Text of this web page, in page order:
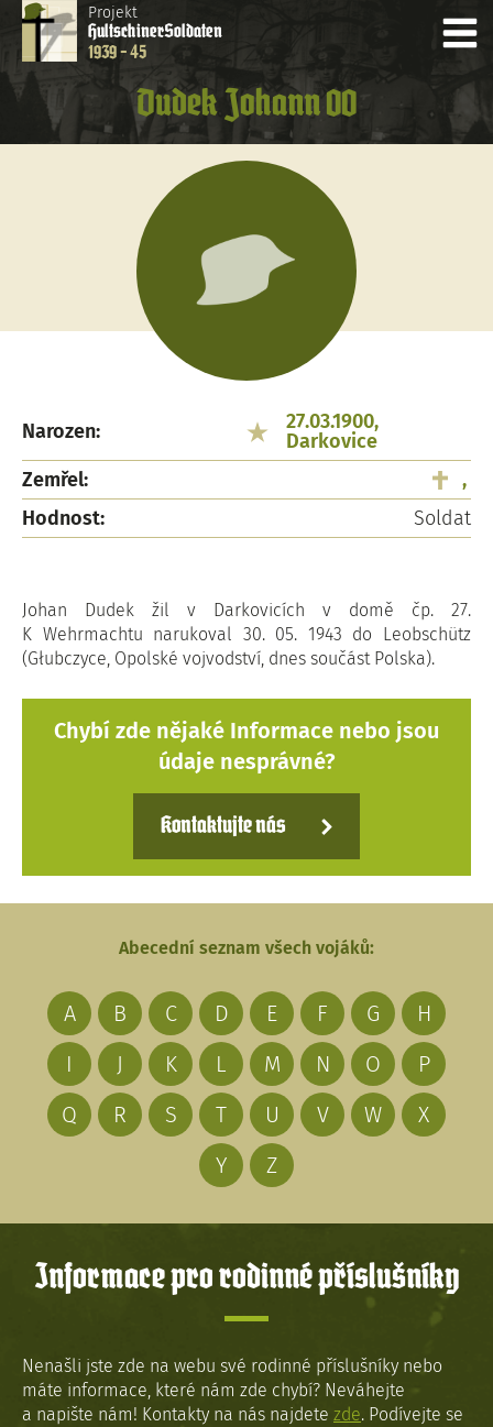
Projekt
HultschinerSoldaten
1939 - 45
Dudek Johann 00
Narozen:
27.03.1900,
Darkovice
Zemřel:
,
Hodnost:
Soldat
Johan Dudek žil v Darkovicích v domě čp. 27.
K Wehrmachtu narukoval 30. 05. 1943 do Leobschütz
(Głubczyce, Opolské vojvodství, dnes součást Polska).
Chybí zde nějaké Informace nebo jsou
údaje nesprávné?
Kontaktujte nás
Abecední seznam všech vojáků:
A B C D E F G
H
I
J K L M N O
P
Q
R S T U V W
X
Y
Z
Informace pro rodinné příslušníky
Nenašli jste zde na webu své rodinné příslušníky nebo
máte informace, které nám zde chybí? Neváhejte
a napište nám! Kontakty na nás najdete zde. Podívejte se